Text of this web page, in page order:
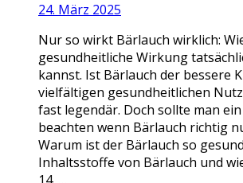
24. März 2025
Nur so wirkt Bärlauch wirklich:
gesundheitliche Wirkung
kannst. Ist Bärlauch der bessere
vielfältigen gesundheitlichen
fast legendär. Doch sollte man
beachten wenn Bärlauch richtig
Warum ist der Bärlauch so
Inhaltsstoffe von Bärlauch und